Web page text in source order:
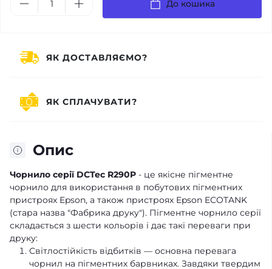
До кошика
Опис
Чорнило серії DCTec R290P - це якісне пігментне
чорнило для використання в побутових пігментних
пристроях Epson, а також пристроях Epson ECOTANK
(стара назва "Фабрика друку"). Пігментне чорнило серії
складається з шести кольорів і дає такі переваги при
друку:
Світлостійкість відбитків — основна перевага
чорнил на пігментних барвниках. Завдяки твердим
ЯК ДОСТАВЛЯЄМО?
ЯК СПЛАЧУВАТИ?